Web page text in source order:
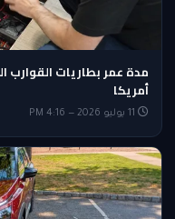
مدة عمر بطاريات القوارب
أمريكا